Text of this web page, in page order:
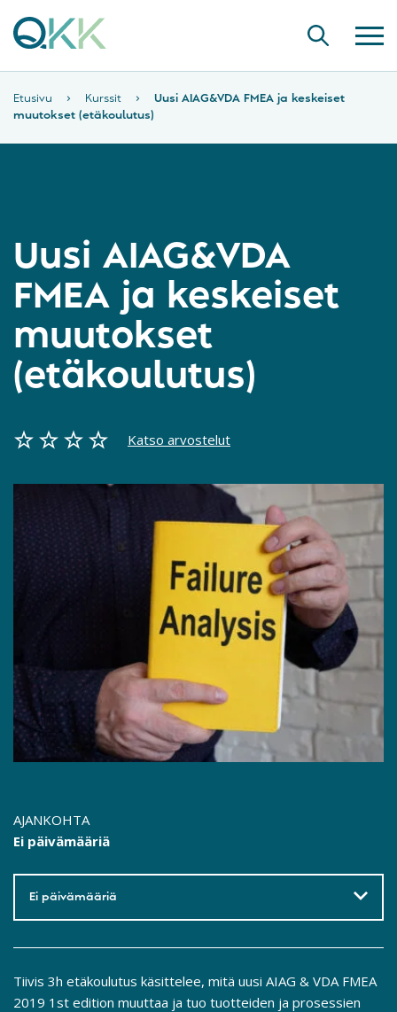
Etusivu › Kurssit ›
Uusi AIAG&VDA FMEA ja keskeiset
muutokset (etäkoulutus)
Uusi AIAG&VDA
FMEA ja keskeiset
muutokset
(etäkoulutus)
Katso arvostelut
AJANKOHTA
Ei päivämääriä
Ei päivämääriä
Tiivis 3h etäkoulutus käsittelee, mitä uusi AIAG & VDA FMEA
2019 1st edition muuttaa ja tuo tuotteiden ja prosessien